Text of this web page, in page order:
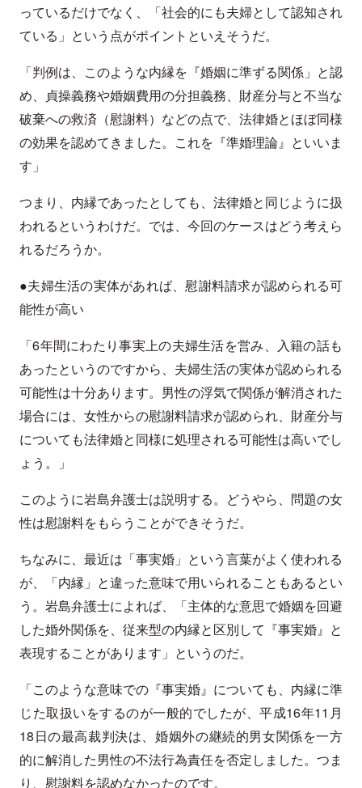
っているだけでなく、「社会的にも夫婦として認知され
ている」という点がポイントといえそうだ。
「判例は、このような内縁を『婚姻に準ずる関係」と認
め、貞操義務や婚姻費用の分担義務、財産分与と不当な
破棄への救済（慰謝料）などの点で、法律婚とほぼ同様
の効果を認めてきました。これを『準婚理論』といいま
す」
つまり、内縁であったとしても、法律婚と同じように扱
われるというわけだ。では、今回のケースはどう考えら
れるだろうか。
●夫婦生活の実体があれば、慰謝料請求が認められる可
能性が高い
「6年間にわたり事実上の夫婦生活を営み、入籍の話も
あったというのですから、夫婦生活の実体が認められる
可能性は十分あります。男性の浮気で関係が解消された
場合には、女性からの慰謝料請求が認められ、財産分与
についても法律婚と同様に処理される可能性は高いでし
ょう。」
このように岩島弁護士は説明する。どうやら、問題の女
性は慰謝料をもらうことができそうだ。
ちなみに、最近は「事実婚」という言葉がよく使われる
が、「内縁」と違った意味で用いられることもあるとい
う。岩島弁護士によれば、「主体的な意思で婚姻を回避
した婚外関係を、従来型の内縁と区別して『事実婚』と
表現することがあります」というのだ。
「このような意味での『事実婚』についても、内縁に準
じた取扱いをするのが一般的でしたが、平成16年11月
18日の最高裁判決は、婚姻外の継続的男女関係を一方
的に解消した男性の不法行為責任を否定しました。つま
り、慰謝料を認めなかったのです。